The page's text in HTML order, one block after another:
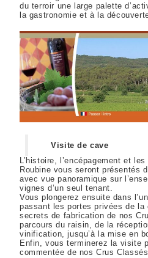
du terroir une large palette
la gastronomie et à la
Visite de cave
L’histoire, l’encépagement et
Roubine vous seront présentés
avec vue panoramique sur
vignes d’un seul tenant.
Vous plongerez ensuite dans
passant les portes privées de la
secrets de fabrication de nos
parcours du raisin, de la
vinification, jusqu’à la mise en
Enfin, vous terminerez la visite
commentée de nos Crus